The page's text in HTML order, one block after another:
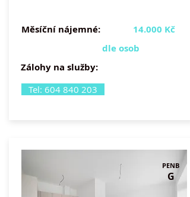
Měsíční nájemné:
14.000 Kč
dle osob
Zálohy na služby:
Tel: 604 840 203
PENB
G